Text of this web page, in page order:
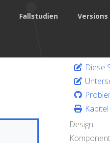
Fallstudien Versions
Diese
Design